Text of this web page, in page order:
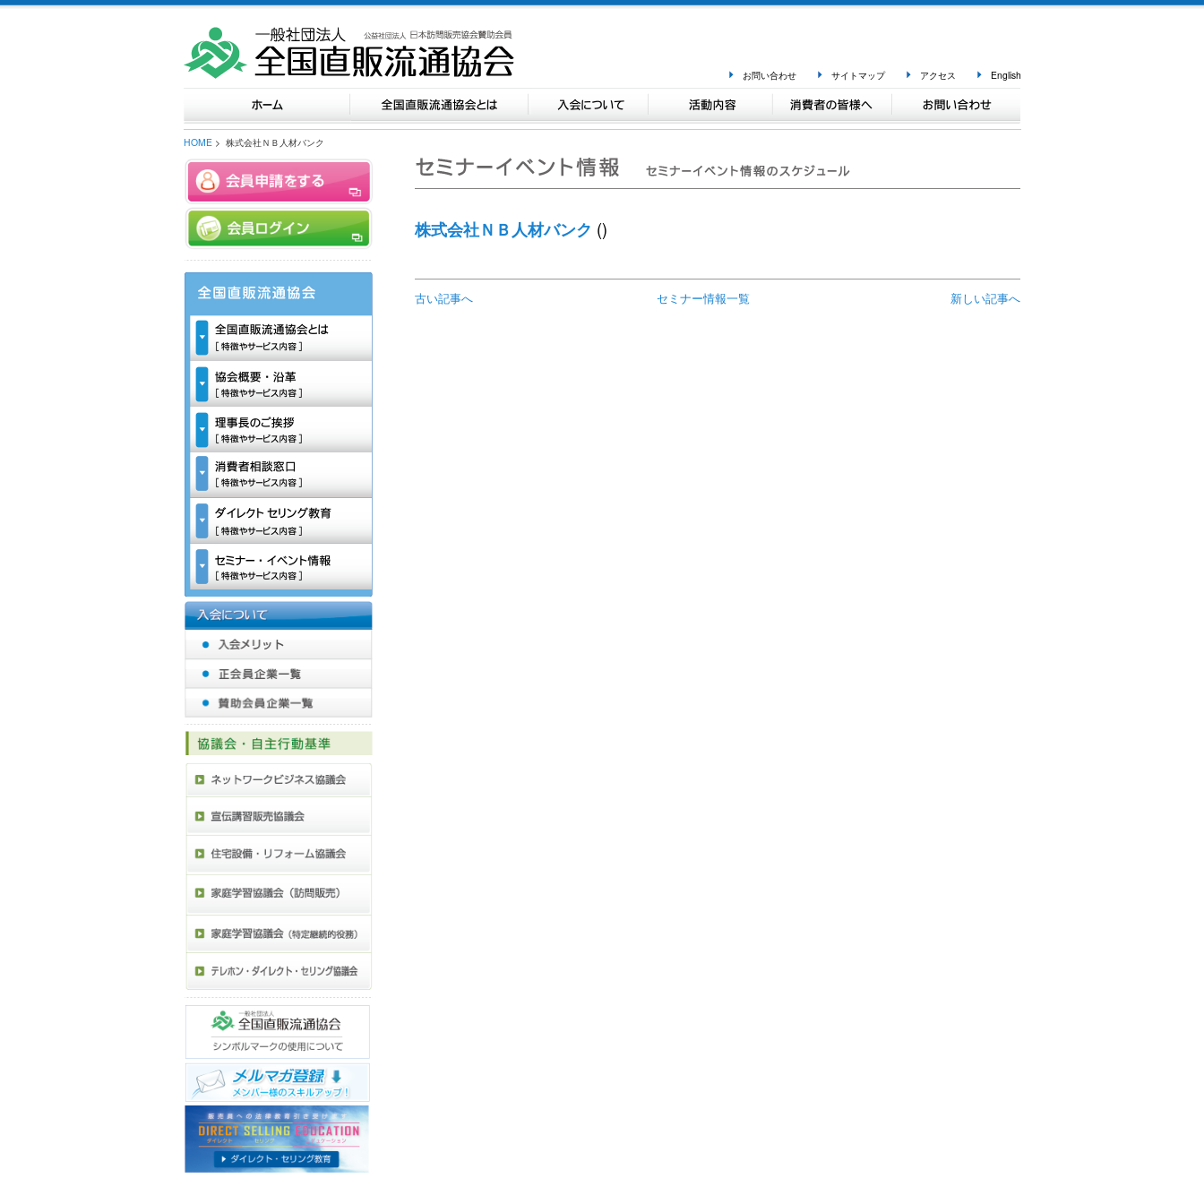
お問い合わせ サイトマップ アクセス English
HOME> 株式会社ＮＢ人材バンク
株式会社ＮＢ人材バンク ()
古い記事へ セミナー情報一覧 新しい記事へ